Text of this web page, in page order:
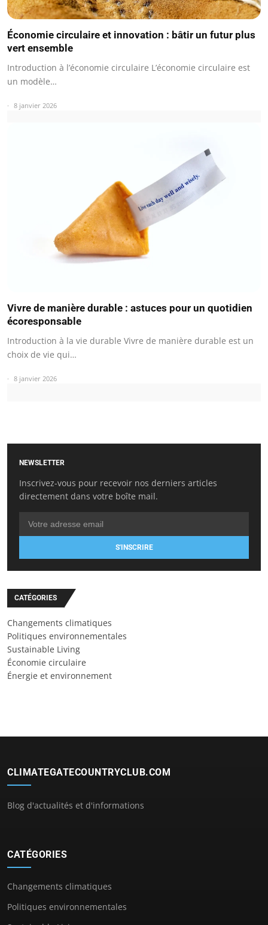
Économie circulaire et innovation : bâtir un futur plus
vert ensemble
Introduction à l’économie circulaire L’économie circulaire est
un modèle…
8 janvier 2026
Vivre de manière durable : astuces pour un quotidien
écoresponsable
Introduction à la vie durable Vivre de manière durable est un
choix de vie qui…
8 janvier 2026
NEWSLETTER
Inscrivez-vous pour recevoir nos derniers articles
directement dans votre boîte mail.
S'INSCRIRE
CATÉGORIES
Changements climatiques
Politiques environnementales
Sustainable Living
Économie circulaire
Énergie et environnement
CLIMATEGATECOUNTRYCLUB.COM
Blog d'actualités et d'informations
CATÉGORIES
Changements climatiques
Politiques environnementales